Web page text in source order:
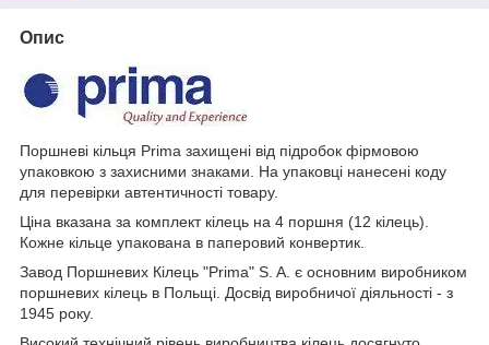
Опис
Поршневі кільця Prima захищені від підробок фірмовою
упаковкою з захисними знаками. На упаковці нанесені коду
для перевірки автентичності товару.
Ціна вказана за комплект кілець на 4 поршня (12 кілець).
Кожне кільце упакована в паперовий конвертик.
Завод Поршневих Кілець "Prima" S. A. є основним виробником
поршневих кілець в Польщі. Досвід виробничої діяльності - з
1945 року.